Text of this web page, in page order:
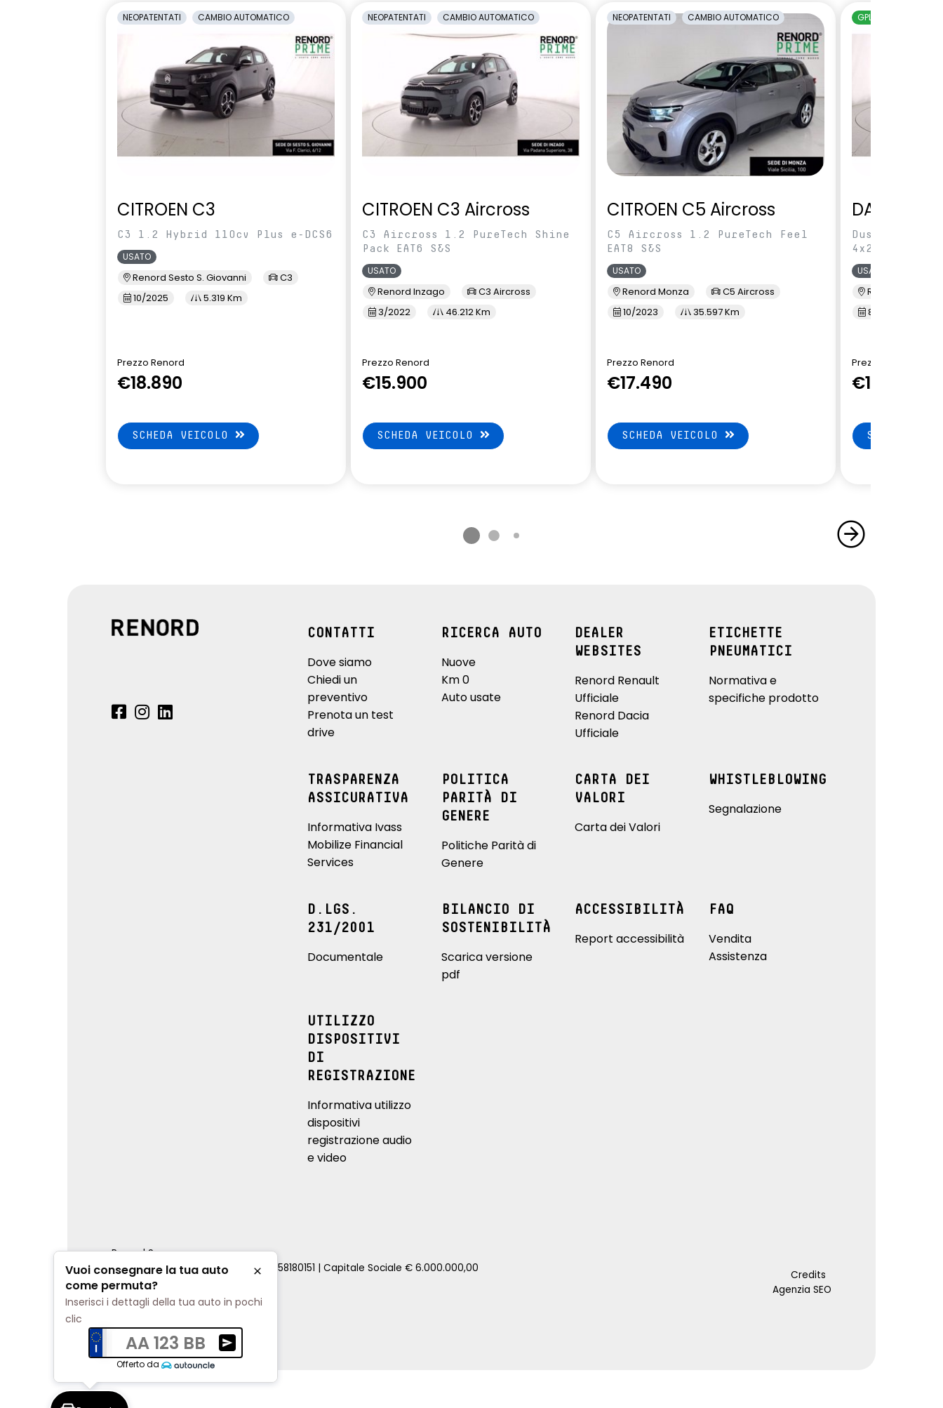
NEOPATENTATI CAMBIO AUTOMATICO
CITROEN C3
C3 1.2 Hybrid 110cv Plus e-DCS6
USATO
Renord Sesto S. Giovanni
C3
10/2025
5.319 Km
Prezzo Renord
€18.890
SCHEDA VEICOLO
NEOPATENTATI CAMBIO AUTOMATICO
CITROEN C3 Aircross
C3 Aircross 1.2 PureTech Shine
Pack EAT6 S&S
USATO
Renord Inzago
C3 Aircross
3/2022
46.212 Km
Prezzo Renord
€15.900
SCHEDA VEICOLO
NEOPATENTATI CAMBIO AUTOMATICO
CITROEN C5 Aircross
C5 Aircross 1.2 PureTech Feel
EAT8 S&S
USATO
Renord Monza
C5 Aircross
10/2023
35.597 Km
Prezzo Renord
€17.490
SCHEDA VEICOLO
GPL
DACIA
Duster 1.0
4x2 100cv
USATO
Renord Sesto S.
8/2023
Prezzo Renord
€15.490
SCHEDA
CONTATTI
Dove siamo
Chiedi un
preventivo
Prenota un test
drive
RICERCA AUTO
Nuove
Km 0
Auto usate
DEALER
WEBSITES
Renord Renault
Ufficiale
Renord Dacia
Ufficiale
ETICHETTE
PNEUMATICI
Normativa e
specifiche prodotto
TRASPARENZA
ASSICURATIVA
Informativa Ivass
Mobilize Financial
Services
POLITICA
PARITÀ DI
GENERE
Politiche Parità di
Genere
CARTA DEI
VALORI
Carta dei Valori
WHISTLEBLOWING
Segnalazione
D.LGS.
231/2001
Documentale
BILANCIO DI
SOSTENIBILITÀ
Scarica versione
pdf
ACCESSIBILITÀ
Report accessibilità
FAQ
Vendita
Assistenza
UTILIZZO
DISPOSITIVI
DI
REGISTRAZIONE
Informativa utilizzo
dispositivi
registrazione audio
e video
Renord S.p.a.
REA Milano 810796 | P.IVA e C.F. 00858180151 | Capitale Sociale € 6.000.000,00
Cookie Policy
Privacy Policy
Impostazioni di tracciamento
Credits
Agenzia SEO
Vuoi consegnare la tua auto
come permuta?
Chiudi
Inserisci i dettagli della tua auto in pochi
clic
AA 123 BB
Ricevi una valutazione della tua auto senza impegno
Offerto da